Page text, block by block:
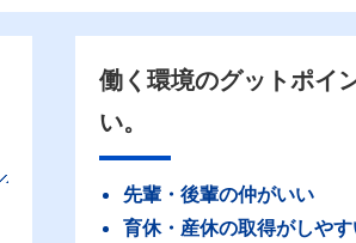
働く環境のグットポイ
い。
先輩・後輩の仲がいい
育休・産休の取得がしや